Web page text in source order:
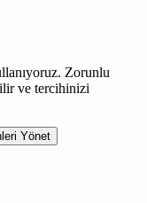
Zorunlu
ve tercihinizi
Yönet